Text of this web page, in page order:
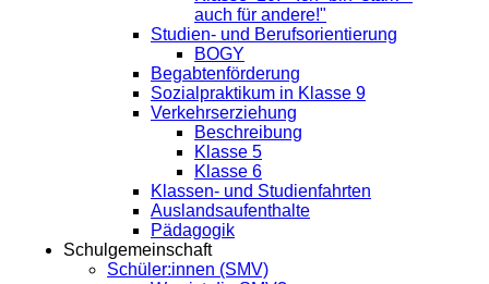
auch für andere!"
Studien- und Berufsorientierung
BOGY
Begabtenförderung
Sozialpraktikum in Klasse 9
Verkehrserziehung
Beschreibung
Klasse 5
Klasse 6
Klassen- und Studienfahrten
Auslandsaufenthalte
Pädagogik
Schulgemeinschaft
Schüler:innen (SMV)